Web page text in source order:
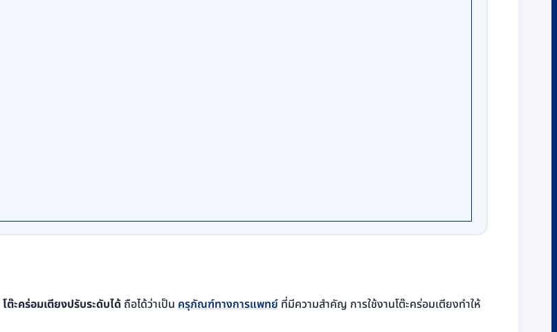
โต๊ะคร่อมเตียงปรับระดับได้ ถือได้ว่าเป็น ครุภัณฑ์ทางการแพทย์ ที่มีความสำคัญ การใช้งานโต๊ะคร่อมเตียงทำให้